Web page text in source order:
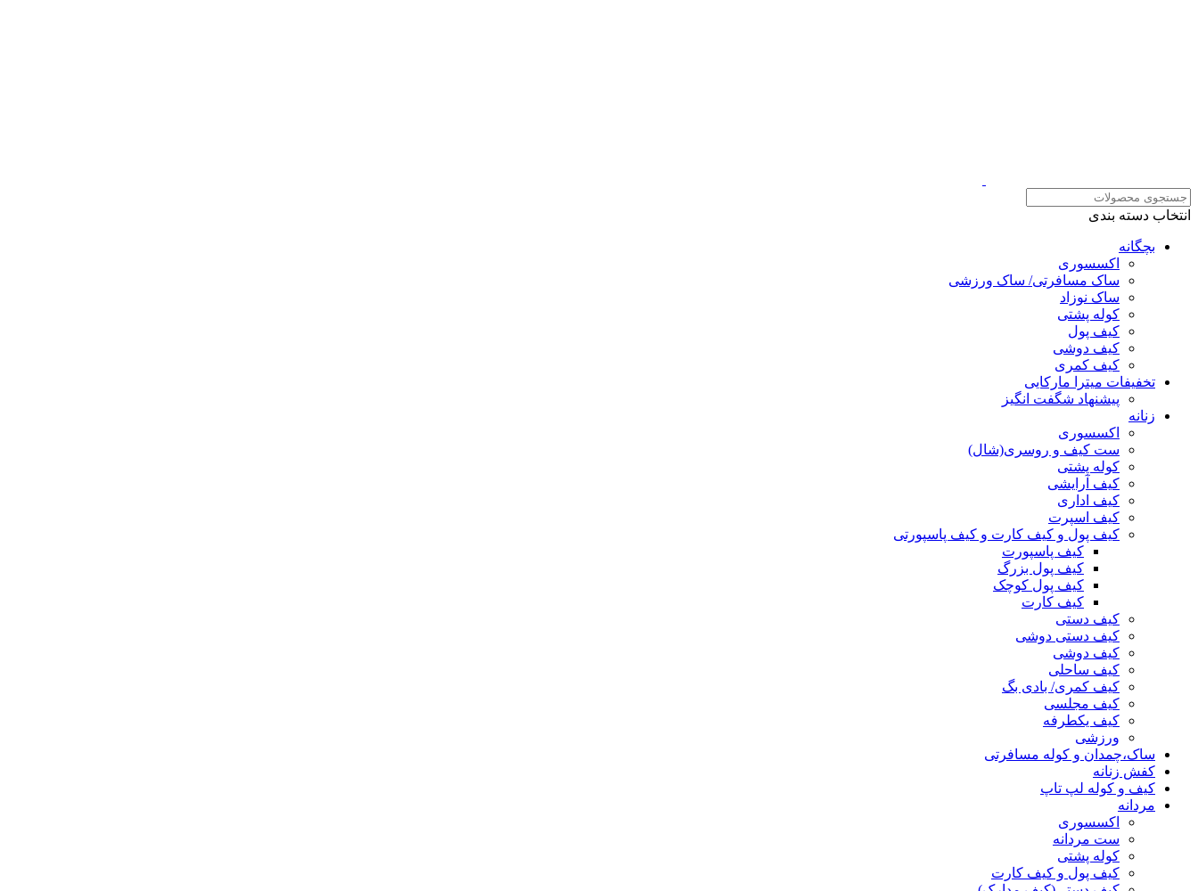
انتخاب دسته بندی
بچگانه
اکسسوری
ساک مسافرتی/ ساک ورزشی
ساک نوزاد
کوله پشتی
کیف پول
کیف دوشی
کیف کمری
تخفیفات میترا مارکایی
پیشنهاد شگفت انگیز
زنانه
اکسسوری
ست کیف و روسری(شال)
کوله پشتی
کیف آرایشی
کیف اداری
کیف اسپرت
کیف پول و کیف کارت و کیف پاسپورتی
کیف پاسپورت
کیف پول بزرگ
کیف پول کوچک
کیف کارت
کیف دستی
کیف دستی دوشی
کیف دوشی
کیف ساحلی
کیف کمری/ بادی بگ
کیف مجلسی
کیف یکطرفه
ورزشی
ساک،چمدان و کوله مسافرتی
کفش زنانه
کیف و کوله لپ تاپ
مردانه
اکسسوری
ست مردانه
کوله پشتی
کیف پول و کیف کارت